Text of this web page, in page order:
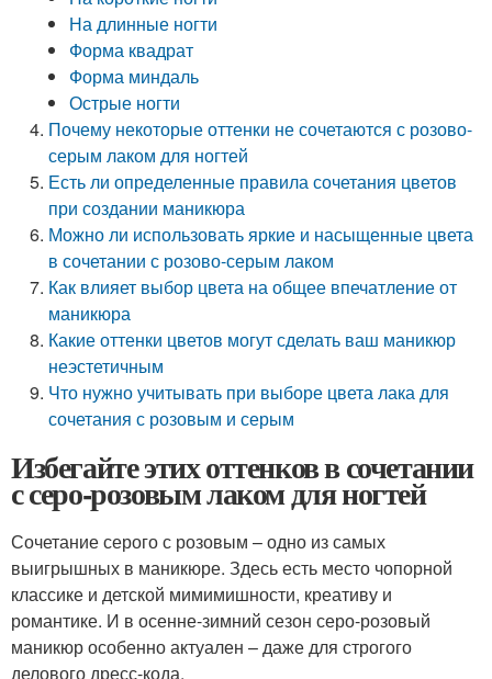
На длинные ногти
Форма квадрат
Форма миндаль
Острые ногти
Почему некоторые оттенки не сочетаются с розово-
серым лаком для ногтей
Есть ли определенные правила сочетания цветов
при создании маникюра
Можно ли использовать яркие и насыщенные цвета
в сочетании с розово-серым лаком
Как влияет выбор цвета на общее впечатление от
маникюра
Какие оттенки цветов могут сделать ваш маникюр
неэстетичным
Что нужно учитывать при выборе цвета лака для
сочетания с розовым и серым
Избегайте этих оттенков в сочетании
с серо-розовым лаком для ногтей
Сочетание серого с розовым – одно из самых
выигрышных в маникюре. Здесь есть место чопорной
классике и детской мимимишности, креативу и
романтике. И в осенне-зимний сезон серо-розовый
маникюр особенно актуален – даже для строгого
делового дресс-кода.